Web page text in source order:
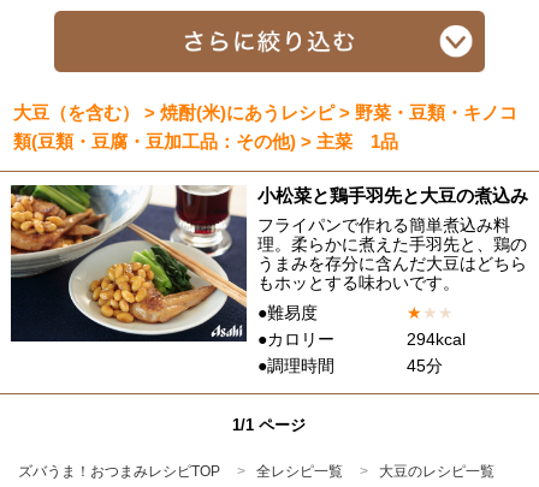
大豆（を含む） > 焼酎(米)にあうレシピ > 野菜・豆類・キノコ
類(豆類・豆腐・豆加工品：その他) > 主菜 1品
小松菜と鶏手羽先と大豆の煮込み
フライパンで作れる簡単煮込み料
理。柔らかに煮えた手羽先と、鶏の
うまみを存分に含んだ大豆はどちら
もホッとする味わいです。
●難易度
★★ ★
●カロリー
294kcal
●調理時間
45分
1/1 ページ
ズバうま！おつまみレシピTOP 全レシピ一覧
大豆のレシピ一覧